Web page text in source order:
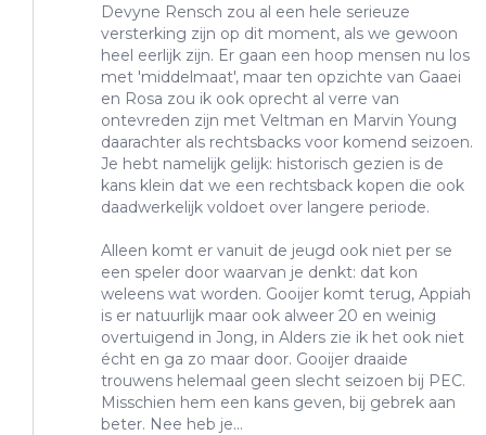
Devyne Rensch zou al een hele serieuze
versterking zijn op dit moment, als we gewoon
heel eerlijk zijn. Er gaan een hoop mensen nu los
met 'middelmaat', maar ten opzichte van Gaaei
en Rosa zou ik ook oprecht al verre van
ontevreden zijn met Veltman en Marvin Young
daarachter als rechtsbacks voor komend seizoen.
Je hebt namelijk gelijk: historisch gezien is de
kans klein dat we een rechtsback kopen die ook
daadwerkelijk voldoet over langere periode.
Alleen komt er vanuit de jeugd ook niet per se
een speler door waarvan je denkt: dat kon
weleens wat worden. Gooijer komt terug, Appiah
is er natuurlijk maar ook alweer 20 en weinig
overtuigend in Jong, in Alders zie ik het ook niet
écht en ga zo maar door. Gooijer draaide
trouwens helemaal geen slecht seizoen bij PEC.
Misschien hem een kans geven, bij gebrek aan
beter. Nee heb je...